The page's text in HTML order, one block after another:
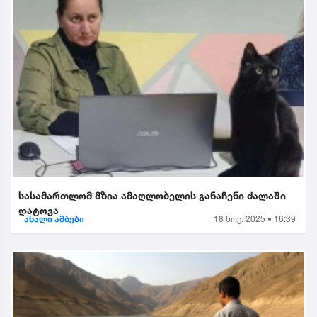
სასამართლომ მზია ამაღლობელის განაჩენი ძალაში
დატოვა
ახალი ამბები 18 ნოე. 2025 • 16:39